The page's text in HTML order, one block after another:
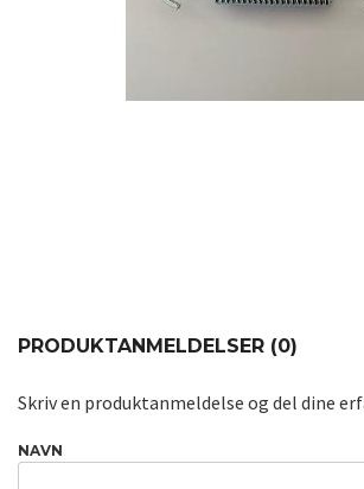
PRODUKTANMELDELSER (0)
Skriv en produktanmeldelse og del dine
NAVN